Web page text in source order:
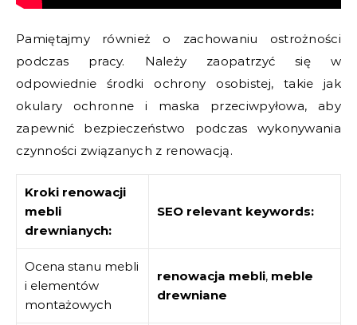
Pamiętajmy również o zachowaniu ostrożności
podczas pracy. Należy zaopatrzyć się w
odpowiednie środki ochrony osobistej, takie jak
okulary ochronne i maska przeciwpyłowa, aby
zapewnić bezpieczeństwo podczas wykonywania
czynności związanych z renowacją.
Kroki renowacji
mebli
drewnianych:
SEO relevant keywords:
Ocena stanu mebli
i elementów
montażowych
renowacja mebli, meble
drewniane